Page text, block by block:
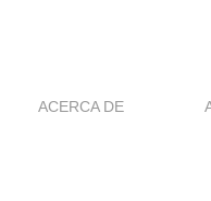
ACERCA DE